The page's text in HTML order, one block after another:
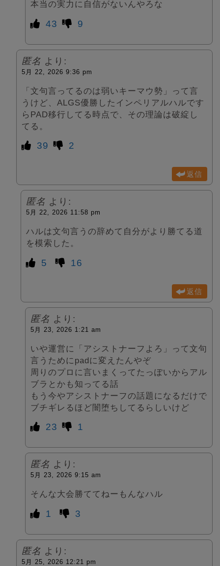
本当の実力に自信がないんやろな
43 9
匿名 より:
5月 22, 2026 9:36 pm
「文句言ってるのは弱いキーマウ勢」って言
うけど、ALGS優勝したインペリアルハルです
らPAD移行してる時点で、その理論は破綻し
てる。
39 2
返信
匿名 より:
5月 22, 2026 11:58 pm
ハルは文句言うの辞めて自分がより勝てる道
を模索した。
5 16
返信
匿名 より:
5月 23, 2026 1:21 am
いや運営に「アシストナーフよろ」って文句
言うためにpadに変えたんやぞ
周りのプロに言いまくってたっぽいからアル
ブラとかも知ってる話
もう今やアシストナーフの話題になるだけで
ブチギレるほど闇堕ちしてるらしいけど
23 1
匿名 より:
5月 23, 2026 9:15 am
そんな大会勝ててねーもんなハル
1 3
匿名 より:
5月 25, 2026 12:21 pm